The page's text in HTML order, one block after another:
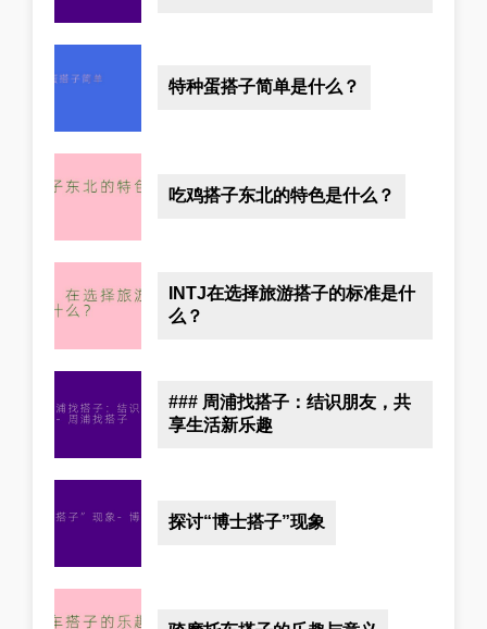
特种蛋搭子简单是什么？
吃鸡搭子东北的特色是什么？
INTJ在选择旅游搭子的标准是什
么？
### 周浦找搭子：结识朋友，共
享生活新乐趣
探讨“博士搭子”现象